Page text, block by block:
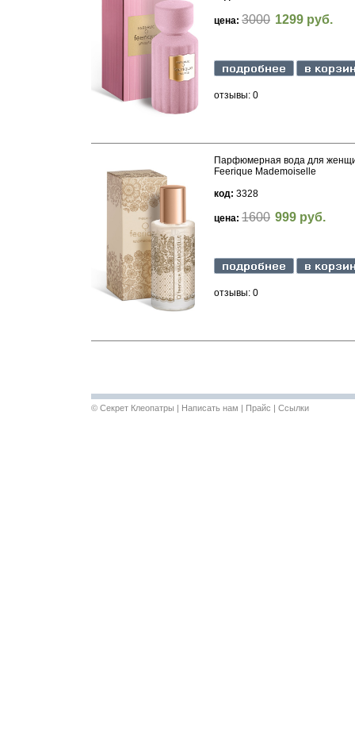
цена: 3000 1299 руб.
отзывы: 0
Парфюмерная вода для
Feerique Mademoiselle
код: 3328
цена: 1600 999 руб.
отзывы: 0
© Секрет Клеопатры Написать нам Прайс Ссылки